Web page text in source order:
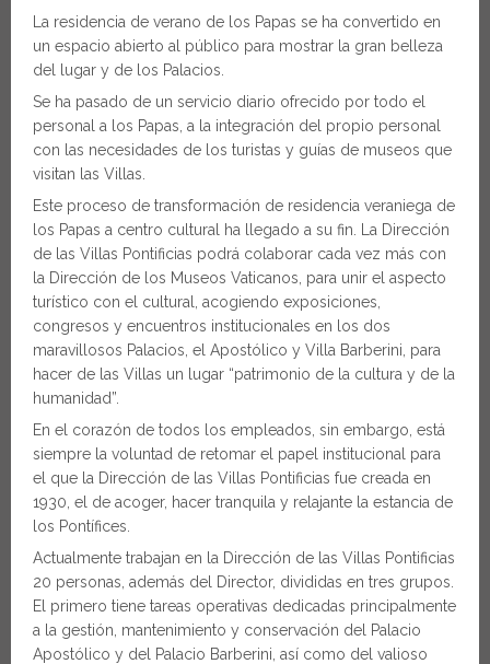
La residencia de verano de los Papas se ha convertido en
un espacio abierto al público para mostrar la gran belleza
del lugar y de los Palacios.
Se ha pasado de un servicio diario ofrecido por todo el
personal a los Papas, a la integración del propio personal
con las necesidades de los turistas y guías de museos que
visitan las Villas.
Este proceso de transformación de residencia veraniega de
los Papas a centro cultural ha llegado a su fin. La Dirección
de las Villas Pontificias podrá colaborar cada vez más con
la Dirección de los Museos Vaticanos, para unir el aspecto
turístico con el cultural, acogiendo exposiciones,
congresos y encuentros institucionales en los dos
maravillosos Palacios, el Apostólico y Villa Barberini, para
hacer de las Villas un lugar “patrimonio de la cultura y de la
humanidad”.
En el corazón de todos los empleados, sin embargo, está
siempre la voluntad de retomar el papel institucional para
el que la Dirección de las Villas Pontificias fue creada en
1930, el de acoger, hacer tranquila y relajante la estancia de
los Pontífices.
Actualmente trabajan en la Dirección de las Villas Pontificias
20 personas, además del Director, divididas en tres grupos.
El primero tiene tareas operativas dedicadas principalmente
a la gestión, mantenimiento y conservación del Palacio
Apostólico y del Palacio Barberini, así como del valioso